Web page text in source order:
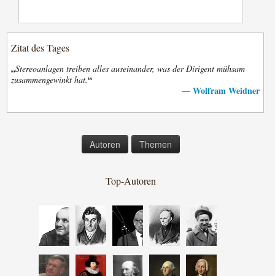
Zitat des Tages
„Stereoanlagen treiben alles auseinander, was der Dirigent mühsam
zusammengewinkt hat.“
— Wolfram Weidner
Autoren Themen
Top-Autoren